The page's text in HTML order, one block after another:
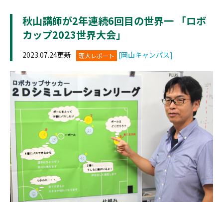
秋山講師が2年連続6回目の世界一 「ロボ
カップ2023世界大会」
2023.07.24更新 理大レポート [岡山キャンパス]